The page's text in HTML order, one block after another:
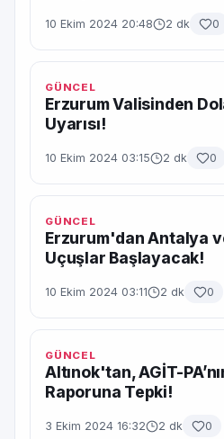
10 Ekim 2024 20:48 2 dk 0
GÜNCEL
Erzurum Valisinden
Uyarısı!
10 Ekim 2024 03:15 2 dk 0
GÜNCEL
Erzurum'dan Antalya
Uçuşlar Başlayacak!
10 Ekim 2024 03:11 2 dk 0
GÜNCEL
Altınok'tan, AGİT-
Raporuna Tepki!
3 Ekim 2024 16:32 2 dk 0